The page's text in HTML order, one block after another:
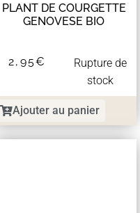
PLANT DE COURGETTE
GENOVESE BIO
2,95€
Rupture de
stock
Ajouter au panier